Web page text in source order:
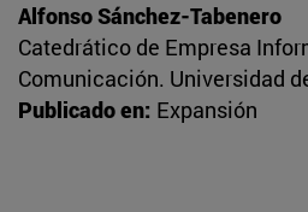
Alfonso Sánchez-Tabenero
Catedrático de Empresa
Comunicación. Universidad
Publicado en: Expansión